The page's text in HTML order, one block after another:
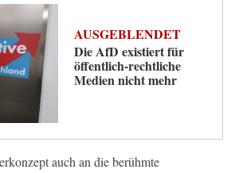
AUSGEBLENDET
Die AfD existiert für
öffentlich-rechtliche
Medien nicht mehr
auch an die berühmte